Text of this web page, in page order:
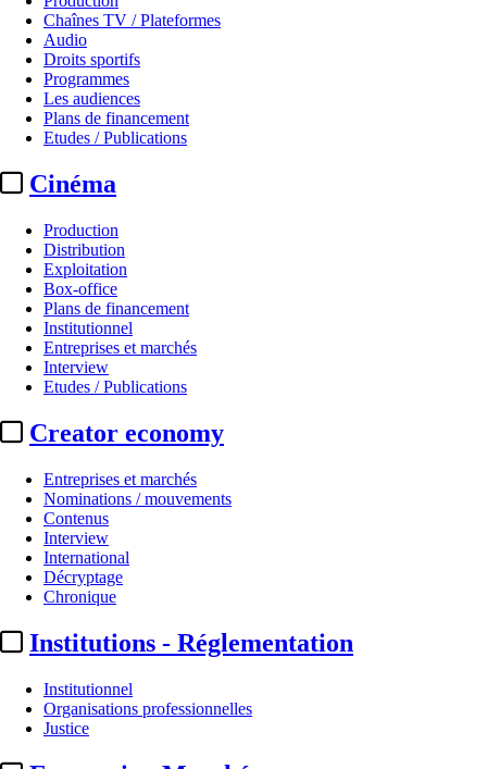
Chaînes TV / Plateformes
Audio
Droits sportifs
Programmes
Les audiences
Plans de financement
Etudes / Publications
Cinéma
Production
Distribution
Exploitation
Box-office
Plans de financement
Institutionnel
Entreprises et marchés
Interview
Etudes / Publications
Creator economy
Entreprises et marchés
Nominations / mouvements
Contenus
Interview
International
Décryptage
Chronique
Institutions - Réglementation
Institutionnel
Organisations professionnelles
Justice